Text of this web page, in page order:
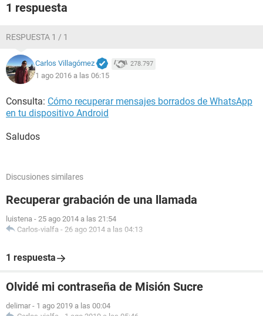
1 respuesta
RESPUESTA 1 / 1
Carlos Villagómez 278.797
1 ago 2016 a las 06:15
Consulta: Cómo recuperar mensajes borrados de WhatsApp
en tu dispositivo Android
Saludos
Discusiones similares
Recuperar grabación de una llamada
luistena - 25 ago 2014 a las 21:54
Carlos-vialfa - 26 ago 2014 a las 04:13
1 respuesta
Olvidé mi contraseña de Misión Sucre
delimar - 1 ago 2019 a las 00:04